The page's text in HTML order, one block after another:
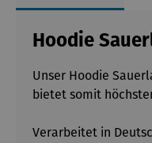
Hoodie
Unser Hoodie
bietet somit
Verarbeitet in